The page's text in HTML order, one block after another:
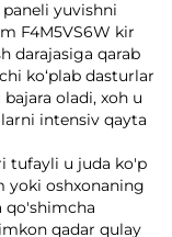
yuvishni
F4M5VS6W kir
darajasiga qarab
ko‘plab dasturlar
oladi, xoh u
intensiv qayta
tufayli u juda ko'p
yoki oshxonaning
qo'shimcha
qadar qulay